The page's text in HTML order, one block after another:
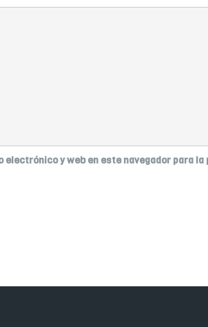
electrónico y web en este navegador para